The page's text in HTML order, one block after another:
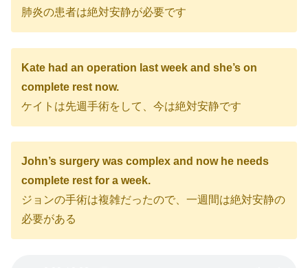
ヤ
肺炎の患者は絶対安静が必要です
Kate had an operation last week and she’s on
complete rest now.
ケイトは先週手術をして、今は絶対安静です
John’s surgery was complex and now he needs
complete rest for a week.
ジョンの手術は複雑だったので、一週間は絶対安静の
必要がある